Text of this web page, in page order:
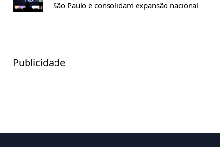
São Paulo e consolidam expansão nacional
Publicidade